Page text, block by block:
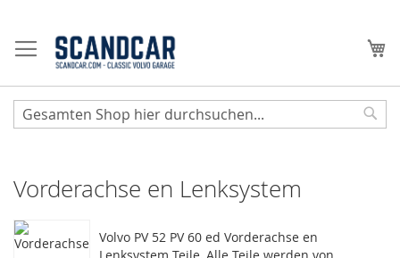
Inhalt
springen
Vorderachse en Lenksystem
Volvo PV 52 PV 60 ed Vorderachse en